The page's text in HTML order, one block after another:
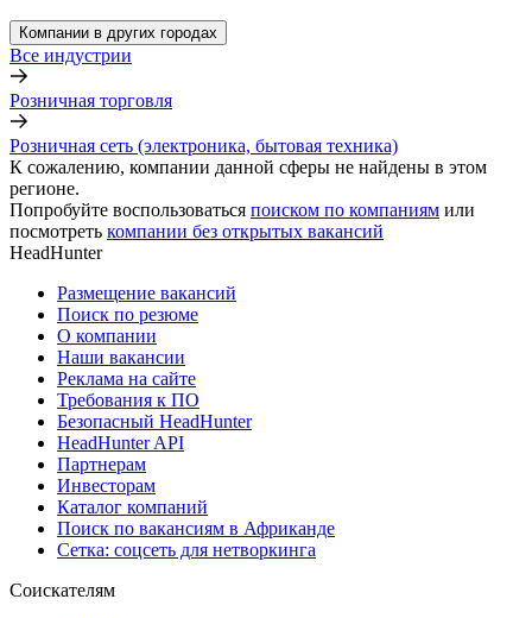
Компании в других городах
Все индустрии
Розничная торговля
Розничная сеть (электроника, бытовая техника)
К сожалению, компании данной сферы не найдены в этом
регионе.
Попробуйте воспользоваться поиском по компаниям или
посмотреть компании без открытых вакансий
HeadHunter
Размещение вакансий
Поиск по резюме
О компании
Наши вакансии
Реклама на сайте
Требования к ПО
Безопасный HeadHunter
HeadHunter API
Партнерам
Инвесторам
Каталог компаний
Поиск по вакансиям в Африканде
Сетка: соцсеть для нетворкинга
Соискателям